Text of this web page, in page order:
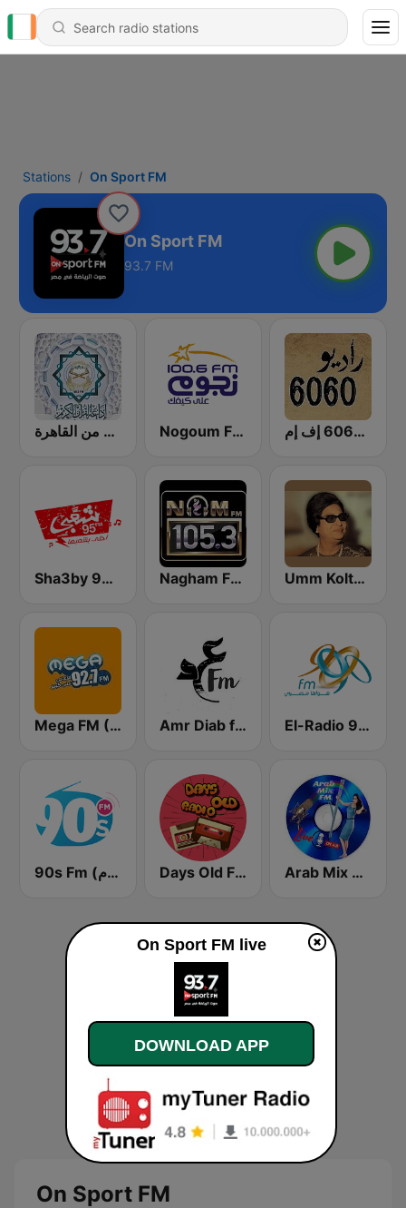
Stations On Sport FM
On Sport FM
93.7 FM
إذاعة القرآن الكريم من القاهرة Nogoum FM 100.6 (نجوم فم) راديو 6060 إف إم
Sha3by 95 FM Nagham FM 105.3 (نغم إف إم) Umm Kolthoum راديو أم كلثوم
Mega FM (ميجا إف إم) Amr Diab fm عمرو دياب El-Radio‎ 9090 (الراديو٩٠٩٠)
90s Fm (تسعينات اف ام) Days Old FM Arab Mix Drama
On Sport FM
On Sport FM live
DOWNLOAD APP